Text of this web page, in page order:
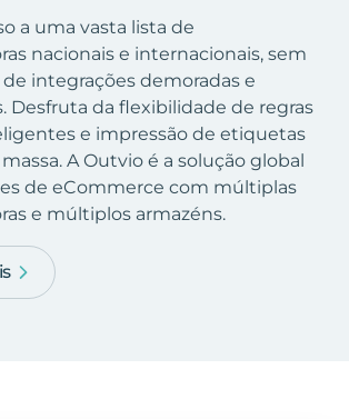
a uma vasta lista de
nacionais e internacionais, sem
integrações demoradas e
Desfruta da flexibilidade de regras
e impressão de etiquetas
A Outvio é a solução global
de eCommerce com múltiplas
e múltiplos armazéns.